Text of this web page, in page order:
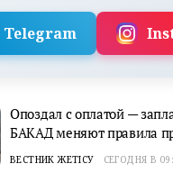
Telegram
Опоздал с оплатой —
БАКАД меняют правила
ВЕСТНИК ЖЕТІСУ СЕГОДНЯ В